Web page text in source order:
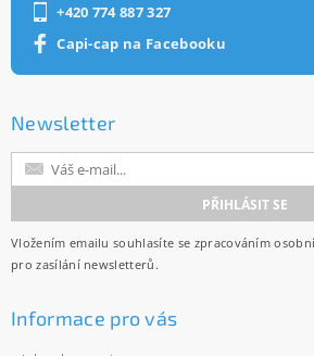
+420 774 887 327
Capi-cap na Facebooku
Newsletter
Vložením emailu souhlasíte se zpracováním
pro zasílání newsletterů.
Informace pro vás